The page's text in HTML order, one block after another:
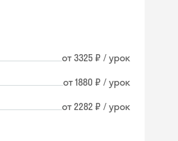
от 3325 ₽ / урок
от 1880 ₽ / урок
от 2282 ₽ / урок